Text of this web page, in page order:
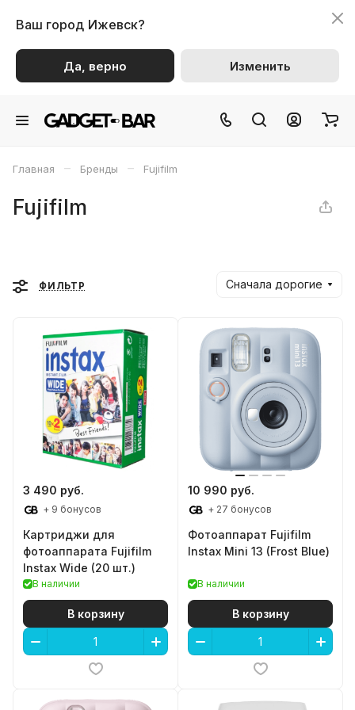
Ваш город Ижевск?
Да, верно Изменить
Главная – Бренды – Fujifilm
Fujifilm
ФИЛЬТР Сначала дорогие
3 490 руб.
+ 9 бонусов
Картриджи для
фотоаппарата Fujifilm
Instax Wide (20 шт.)
В наличии
В корзину
10 990 руб.
+ 27 бонусов
Фотоаппарат Fujifilm
Instax Mini 13 (Frost Blue)
В наличии
В корзину